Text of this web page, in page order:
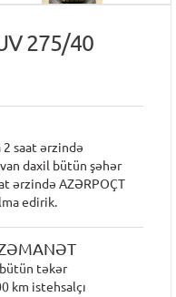
275/40
2 saat ərzində
daxil bütün şəhər
ərzində AZƏRPOÇT
edirik.
bütün təkər
km istehsalçı